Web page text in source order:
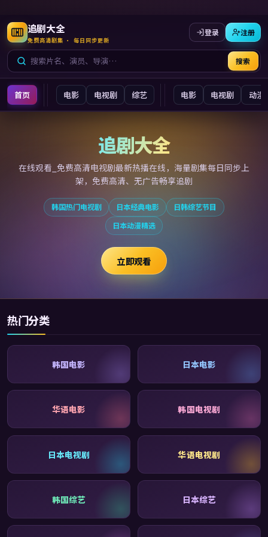
追剧大全
免费高清剧集 · 每日同步更新
搜索
登录 注册
首页 电影 电视剧 综艺 电影 电视剧 动漫
追剧大全
追剧大全
在线观看_免费高清电视剧最新热播在线，海量剧集每日同步上
架，免费高清、无广告畅享追剧
韩国热门电视剧 日本经典电影
日韩综艺节目
日本动漫精选
立即观看
热门分类
韩国电影 日本电影
华语电影 韩国电视剧
日本电视剧 华语电视剧
韩国综艺 日本综艺